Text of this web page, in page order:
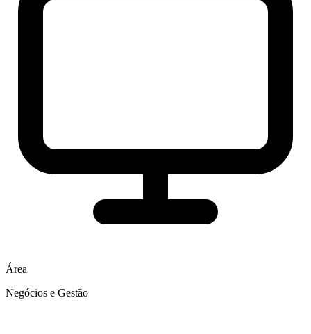
Área
Negócios e Gestão